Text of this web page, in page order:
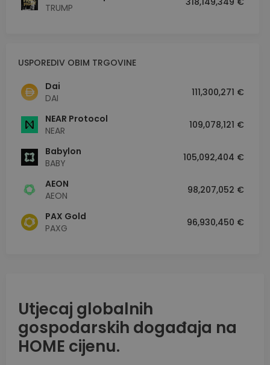
TRUMP
USPOREDIV OBIM TRGOVINE
Dai
DAI
111,300,271 €
NEAR Protocol
NEAR
109,078,121 €
Babylon
BABY
105,092,404 €
AEON
AEON
98,207,052 €
PAX Gold
PAXG
96,930,450 €
Utjecaj globalnih
gospodarskih događaja na
HOME cijenu.